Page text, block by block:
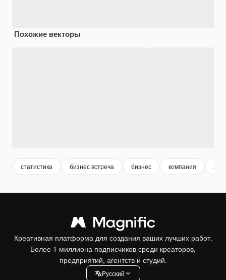
Похожие векторы
статистика бизнес встреча бизнес компания
Креативная платформа для создания ваших лучших работ.
Более 1 миллиона подписчиков среди креаторов,
предприятий, агентств и студий.
Pусский